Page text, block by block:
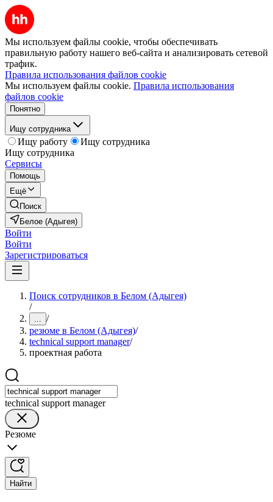
Мы используем файлы cookie, чтобы обеспечивать
правильную работу нашего веб-сайта и анализировать сетевой
трафик.
Правила использования файлов cookie
Мы используем файлы cookie. Правила использования
файлов cookie
Понятно
Ищу сотрудника
Ищу работу
Ищу сотрудника
Ищу сотрудника
Сервисы
Помощь
Ещё
Поиск
Белое (Адыгея)
Войти
Войти
Зарегистрироваться
Поиск сотрудников в Белом (Адыгея)
/
... /
резюме в Белом (Адыгея)/
technical support manager/
проектная работа
technical support manager
Резюме
Найти